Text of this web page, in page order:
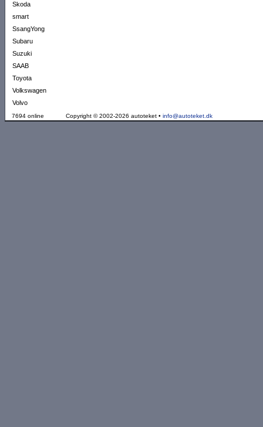
Skoda
smart
SsangYong
Subaru
Suzuki
SAAB
Toyota
Volkswagen
Volvo
7694 online Copyright © 2002-2026 autoteket • info@autoteket.dk